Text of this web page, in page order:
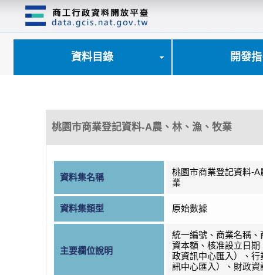
資料目錄 開發
桃園市商業登記資料-A農、林、漁、牧業
資料集名稱
桃園市商業登記資料-A
業
資料集類型 原始數據
主要欄位說明
統一編號、商業名稱、
資本額、核准設立日期
政資訊中心匯入）、行
訊中心匯入）、財政資